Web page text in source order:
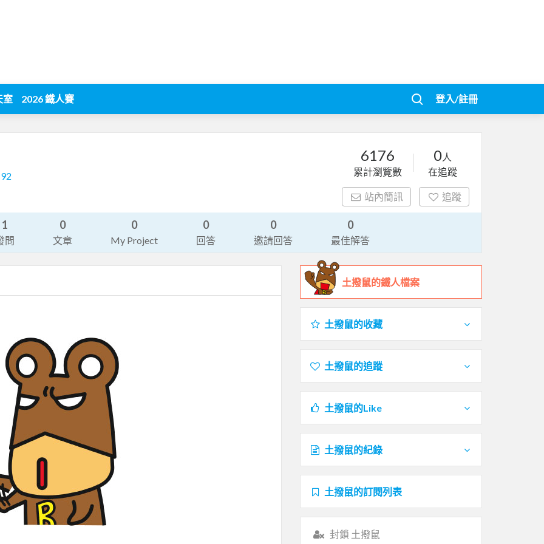
室 2026 鐵人賽 登入/註冊
6176
累計瀏覽數
0人
在追蹤
站內簡訊 追蹤
1
問
0
文章
0
My Project
0
回答
0
邀請回答
0
最佳解答
土撥鼠的鐵人檔案
土撥鼠的收藏
土撥鼠的追蹤
土撥鼠的Like
土撥鼠的紀錄
土撥鼠的訂閱列表
封鎖 土撥鼠